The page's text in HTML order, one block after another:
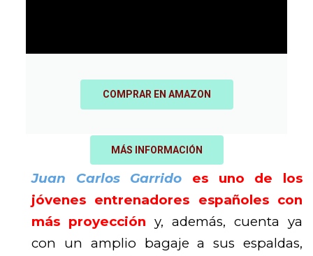
COMPRAR EN AMAZON
MÁS INFORMACIÓN
Juan Carlos Garrido
es uno de los
jóvenes entrenadores españoles con
más proyección y, además, cuenta ya
con un amplio bagaje a sus espaldas,